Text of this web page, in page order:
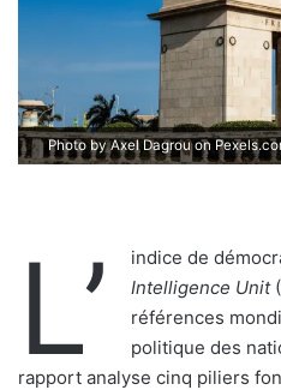
Photo by Axel Dagrou on
L’ indice de
Intelligence Unit
références
politique des
rapport analyse cinq piliers